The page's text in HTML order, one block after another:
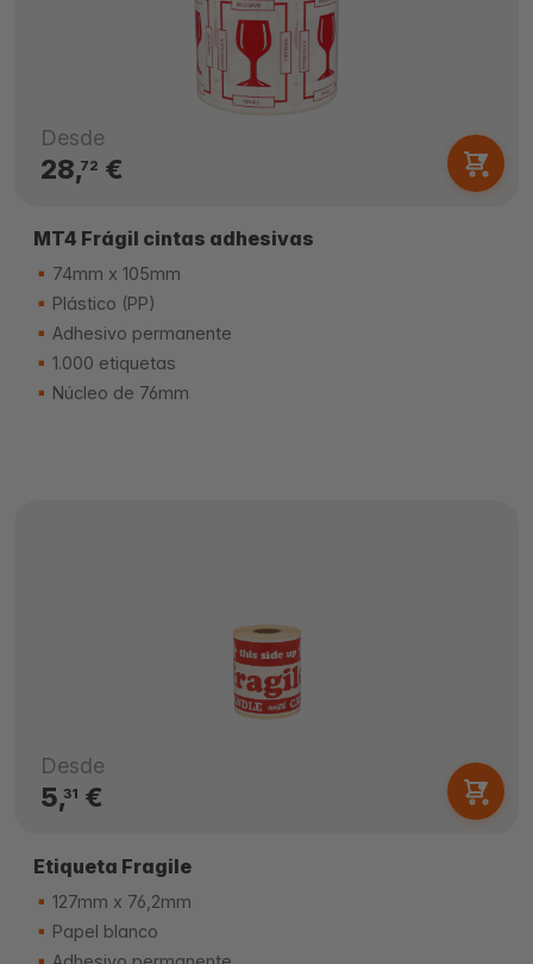
Desde
28,72 €
MT4 Frágil cintas adhesivas
74mm x 105mm
Plástico (PP)
Adhesivo permanente
1.000 etiquetas
Núcleo de 76mm
Desde
5,31 €
Etiqueta Fragile
127mm x 76,2mm
Papel blanco